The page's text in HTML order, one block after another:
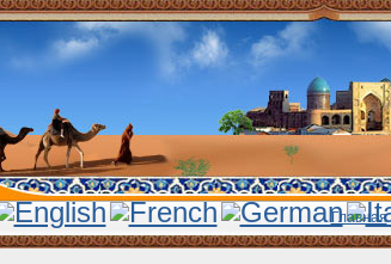
Главная